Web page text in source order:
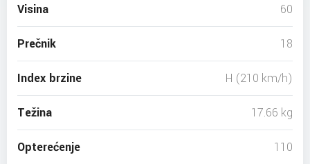
Visina 60
Prečnik 18
Index brzine H (210 km/h)
Težina 17.66 kg
Opterećenje 110